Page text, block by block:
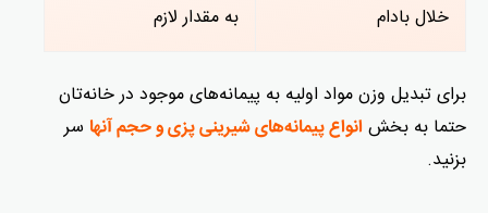
خلال بادام به مقدار لازم
برای تبدیل وزن مواد اولیه به پیمانه‌های موجود در خانه‌تان
حتما به بخش انواع پیمانه‌های شیرینی پزی و حجم آنها سر
بزنید.